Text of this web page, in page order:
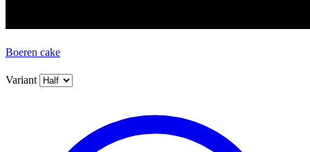
Boeren cake
Variant